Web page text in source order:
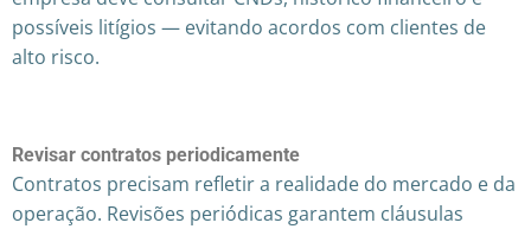
possíveis litígios — evitando acordos com clientes de
alto risco.
Revisar contratos periodicamente
Contratos precisam refletir a realidade do mercado e da
operação. Revisões periódicas garantem cláusulas